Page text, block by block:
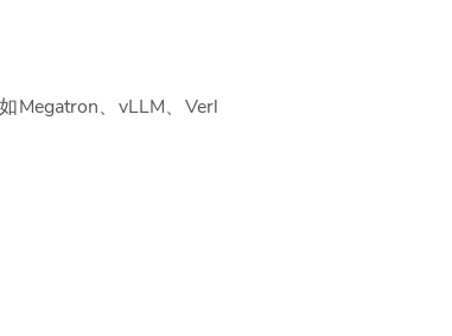
Megatron、vLLM、Verl